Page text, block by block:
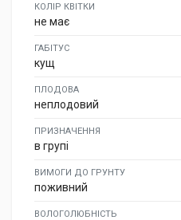
КОЛІР КВІТКИ
не має
ГАБІТУС
кущ
ПЛОДОВА
неплодовий
ПРИЗНАЧЕННЯ
в групі
ВИМОГИ ДО ГРУНТУ
поживний
ВОЛОГОЛЮБНІСТЬ